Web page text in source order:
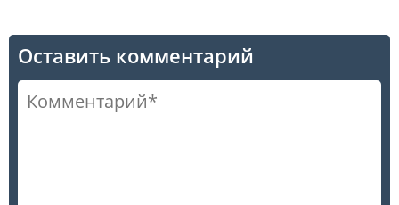
Оставить комментарий